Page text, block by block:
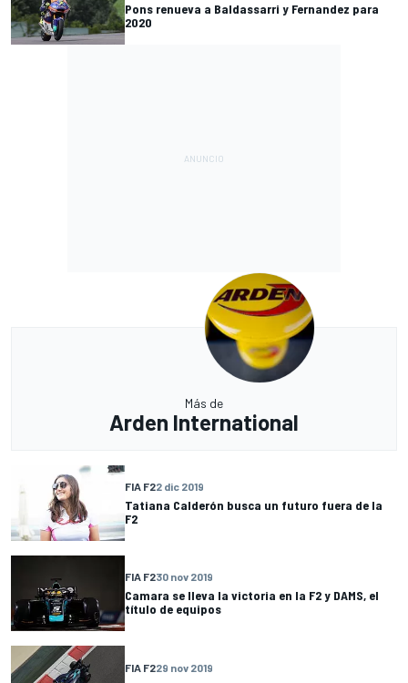
Pons renueva a Baldassarri y Fernandez para
2020
Más de
Arden International
FIA F22 dic 2019
Tatiana Calderón busca un futuro fuera de la
F2
FIA F230 nov 2019
Camara se lleva la victoria en la F2 y DAMS, el
título de equipos
FIA F229 nov 2019